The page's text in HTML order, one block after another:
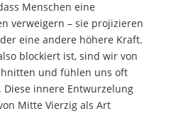
Menschen eine
verweigern – sie projizieren
eine andere höhere Kraft.
blockiert ist, sind wir von
und fühlen uns oft
innere Entwurzelung
Mitte Vierzig als Art